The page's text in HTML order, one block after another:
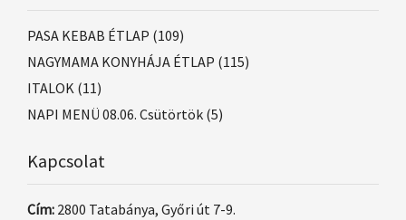
PASA KEBAB ÉTLAP (109)
NAGYMAMA KONYHÁJA ÉTLAP (115)
ITALOK (11)
NAPI MENÜ 08.06. Csütörtök (5)
Kapcsolat
Cím: 2800 Tatabánya, Győri út 7-9.